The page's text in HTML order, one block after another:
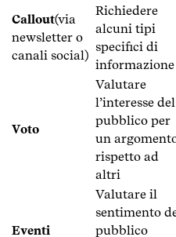
Callout(via
newsletter o
canali social)
Richiedere
alcuni tipi
specifici di
informazione
Voto
Valutare
l’interesse del
pubblico per
un
rispetto ad
altri
Eventi
Valutare il
sentimento
pubblico